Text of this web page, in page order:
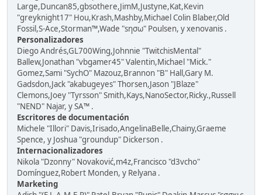
Large,Duncan85,gbsothere,JimM,Justyne,Kat,Kevin
"greyknight17" Hou,Krash,Mashby,Michael Colin Blaber,Old
Fossil,S-Ace,Storman™,Wade "sησω" Poulsen, y xenovanis .
Personalizadores
Diego Andrés,GL700Wing,Johnnie "TwitchisMental"
Ballew,Jonathan "vbgamer45" Valentin,Michael "Mick."
Gomez,Sami "SychO" Mazouz,Brannon "B" Hall,Gary M.
Gadsdon,Jack "akabugeyes" Thorsen,Jason "JBlaze"
Clemons,Joey "Tyrsson" Smith,Kays,NanoSector,Ricky.,Russell
"NEND" Najar, y SA™ .
Escritores de documentación
Michele "Illori" Davis,Irisado,AngelinaBelle,Chainy,Graeme
Spence, y Joshua "groundup" Dickerson .
Internacionalizadores
Nikola "Dzonny" Novaković,m4z,Francisco "d3vcho"
Domínguez,Robert Monden, y Relyana .
Marketing